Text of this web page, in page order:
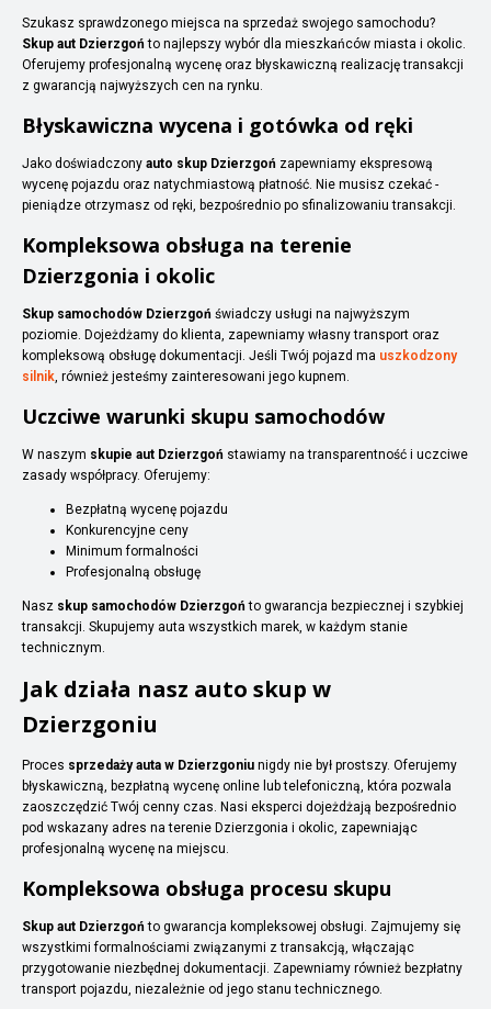
Szukasz sprawdzonego miejsca na sprzedaż swojego samochodu?
Skup aut Dzierzgoń to najlepszy wybór dla mieszkańców miasta i okolic.
Oferujemy profesjonalną wycenę oraz błyskawiczną realizację transakcji
z gwarancją najwyższych cen na rynku.
Błyskawiczna wycena i gotówka od ręki
Jako doświadczony auto skup Dzierzgoń zapewniamy ekspresową
wycenę pojazdu oraz natychmiastową płatność. Nie musisz czekać -
pieniądze otrzymasz od ręki, bezpośrednio po sfinalizowaniu transakcji.
Kompleksowa obsługa na terenie
Dzierzgonia i okolic
Skup samochodów Dzierzgoń świadczy usługi na najwyższym
poziomie. Dojeżdżamy do klienta, zapewniamy własny transport oraz
kompleksową obsługę dokumentacji. Jeśli Twój pojazd ma uszkodzony
silnik, również jesteśmy zainteresowani jego kupnem.
Uczciwe warunki skupu samochodów
W naszym skupie aut Dzierzgoń stawiamy na transparentność i uczciwe
zasady współpracy. Oferujemy:
Bezpłatną wycenę pojazdu
Konkurencyjne ceny
Minimum formalności
Profesjonalną obsługę
Nasz skup samochodów Dzierzgoń to gwarancja bezpiecznej i szybkiej
transakcji. Skupujemy auta wszystkich marek, w każdym stanie
technicznym.
Jak działa nasz auto skup w
Dzierzgoniu
Proces sprzedaży auta w Dzierzgoniu nigdy nie był prostszy. Oferujemy
błyskawiczną, bezpłatną wycenę online lub telefoniczną, która pozwala
zaoszczędzić Twój cenny czas. Nasi eksperci dojeżdżają bezpośrednio
pod wskazany adres na terenie Dzierzgonia i okolic, zapewniając
profesjonalną wycenę na miejscu.
Kompleksowa obsługa procesu skupu
Skup aut Dzierzgoń to gwarancja kompleksowej obsługi. Zajmujemy się
wszystkimi formalnościami związanymi z transakcją, włączając
przygotowanie niezbędnej dokumentacji. Zapewniamy również bezpłatny
transport pojazdu, niezależnie od jego stanu technicznego.